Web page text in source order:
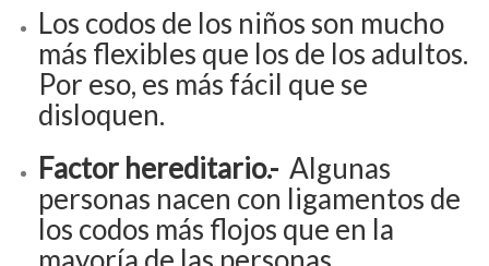
Los codos de los niños son mucho
más flexibles que los de los adultos.
Por eso, es más fácil que se
disloquen.
Factor hereditario.- Algunas
personas nacen con ligamentos de
los codos más flojos que en la